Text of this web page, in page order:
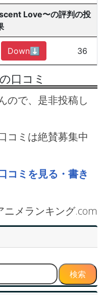
Love〜の評判の投
Down⬇︎ 36
口コミ
ので、是非投稿し
コミは絶賛募集中
コミを見る・書き
ニメランキング.com
検索